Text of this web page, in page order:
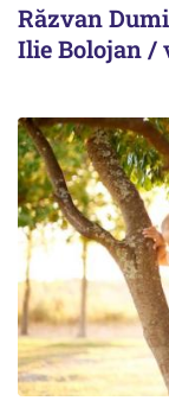
Răzvan
Ilie Bolojan /